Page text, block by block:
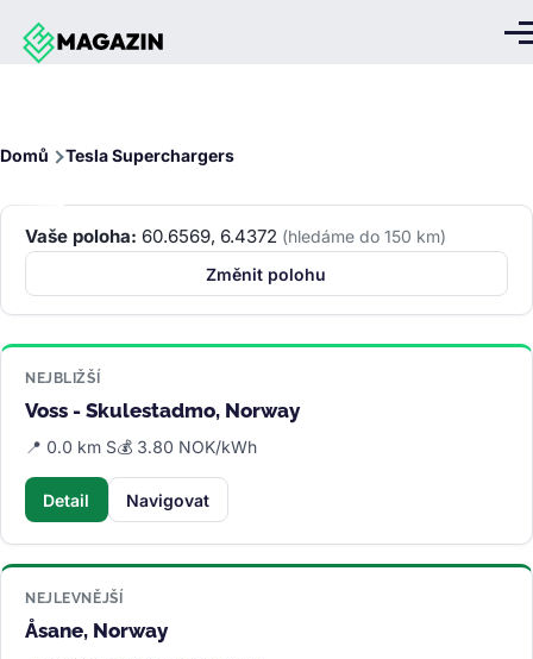
Přejít k hlavnímu obsahu
Domů Tesla Superchargers
Vaše poloha: 60.6569, 6.4372 (hledáme do 150 km)
Změnit polohu
NEJBLIŽŠÍ
Voss - Skulestadmo, Norway
📍 0.0 km S💰 3.80 NOK/kWh
Detail Navigovat
NEJLEVNĚJŠÍ
Åsane, Norway